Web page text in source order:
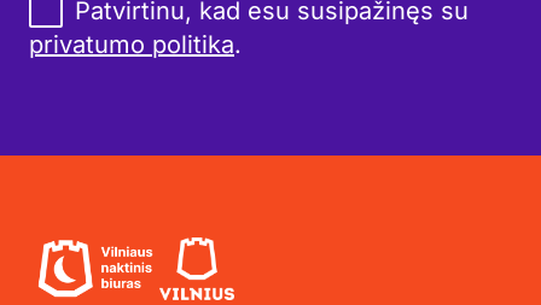
Patvirtinu, kad esu susipažinęs su
privatumo politika.